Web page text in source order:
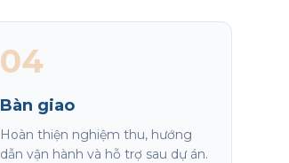
04
Bàn giao
Hoàn thiện nghiệm thu, hướng
dẫn vận hành và hỗ trợ sau dự án.